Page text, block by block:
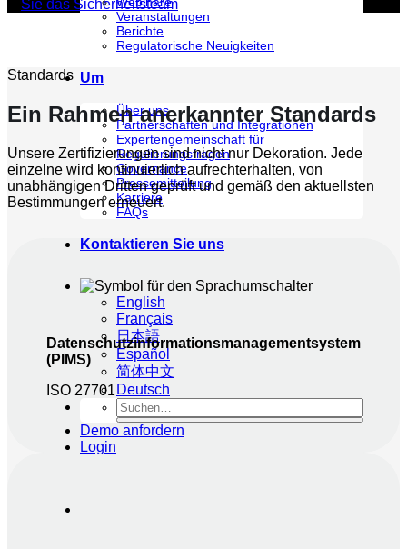
Veranstaltungen
Berichte
Regulatorische Neuigkeiten
Um
Über uns
Partnerschaften und Integrationen
Expertengemeinschaft für
Regulierungsfragen
Governance
Pressemitteilung
Karriere
FAQs
Kontaktieren Sie uns
English
Français
日本語
Español
简体中文
Deutsch
Demo anfordern
Login
Sie das Sicherheitsteam
Standards
Ein Rahmen anerkannter Standards
Unsere Zertifizierungen sind nicht nur Dekoration. Jede
einzelne wird kontinuierlich aufrechterhalten, von
unabhängigen Dritten geprüft und gemäß den aktuellsten
Bestimmungen erneuert.
Datenschutzinformationsmanagementsystem
(PIMS)
ISO 27701